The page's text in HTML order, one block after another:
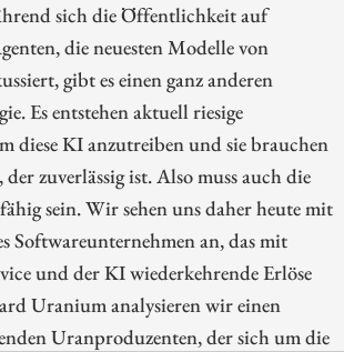
sich die Öffentlichkeit auf
die neuesten Modelle von
gibt es einen ganz anderen
Es entstehen aktuell riesige
diese KI anzutreiben und sie brauchen
zuverlässig ist. Also muss auch die
sein. Wir sehen uns daher heute mit
Softwareunternehmen an, das mit
und der KI wiederkehrende Erlöse
Uranium analysieren wir einen
Uranproduzenten, der sich um die